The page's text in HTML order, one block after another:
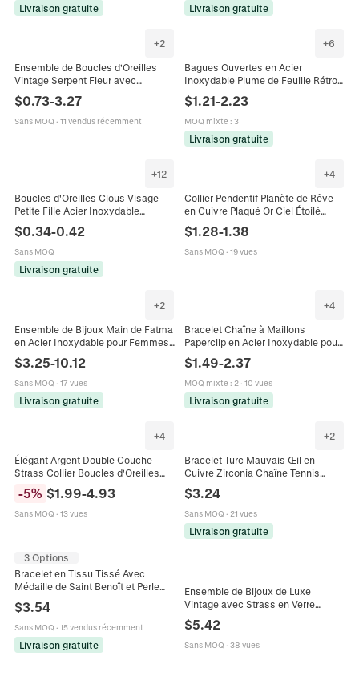
Livraison gratuite Livraison gratuite
+2
Ensemble de Boucles d'Oreilles
Vintage Serpent Fleur avec
Zirconia Émail pour Femmes
Boucles d'Oreilles de Luxe en
Cuivre Bijoux
$0.73-3.27
Sans MOQ · 11 vendus récemment
+6
Bagues Ouvertes en Acier
Inoxydable Plume de Feuille Rétro
Français pour Femmes Bague en
Émail Plaquée Or Argent 18 Carats
Réglable Cadeau Bijoux
$1.21-2.23
MOQ mixte: 3
Livraison gratuite
+12
Boucles d'Oreilles Clous Visage
Petite Fille Acier Inoxydable
Minimaliste Silhouette Cheveux
Longs Bijoux Mode Pour Femmes
$0.34-0.42
Sans MOQ
Livraison gratuite
+4
Collier Pendentif Planète de Rêve
en Cuivre Plaqué Or Ciel Étoilé
Cosmique Pierre Bleue Strass Lune
Étoile Collier pour Femme Bijoux
$1.28-1.38
Sans MOQ · 19 vues
+2
Ensemble de Bijoux Main de Fatma
en Acier Inoxydable pour Femmes
Strass Bracelet Bijoux
$3.25-10.12
Sans MOQ · 17 vues
Livraison gratuite
+4
Bracelet Chaîne à Maillons
Paperclip en Acier Inoxydable pour
Bijoux Fermoir à Ressort
$1.49-2.37
MOQ mixte: 2· 10 vues
Livraison gratuite
+4
Élégant Argent Double Couche
Strass Collier Boucles d'Oreilles
Bracelet Bijoux Pour Femmes
Mariage Mariée Banquet
Accessoires
-5% $1.99-4.93
Sans MOQ · 13 vues
+2
Bracelet Turc Mauvais Œil en
Cuivre Zirconia Chaîne Tennis
Plaqué Or 18K Géométrique Émail
Réglable Bijoux de Mode pour
Femmes
$3.24
Sans MOQ · 21 vues
Livraison gratuite
3 Options
Bracelet en Tissu Tissé Avec
Médaille de Saint Benoît et Perle
Artificielle Bijoux Religieux Rétro
Pour Femme
$3.54
Sans MOQ · 15 vendus récemment
Livraison gratuite
Ensemble de Bijoux de Luxe
Vintage avec Strass en Verre
Boucles d'Oreilles Floraux en
Alliage
$5.42
Sans MOQ · 38 vues